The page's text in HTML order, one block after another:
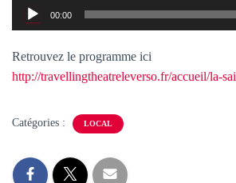
Lecteur
audio
00:00
Retrouvez le programme ici
http://travellingtheatreleverso.fr/accueil/la-
Catégories : LOCAL